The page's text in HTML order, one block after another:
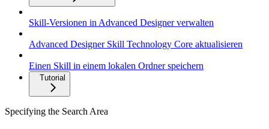
Skill-Versionen in Advanced Designer verwalten
Advanced Designer Skill Technology Core aktualisieren
Einen Skill in einem lokalen Ordner speichern
Tutorial
Specifying the Search Area